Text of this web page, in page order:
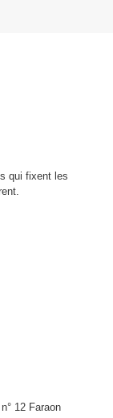
qui fixent les
12 Faraon